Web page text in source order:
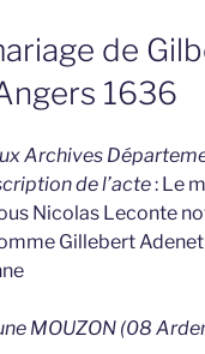
de
1636
Archives
de l’acte: Le
Nicolas Leconte
Gillebert
MOUZON (08